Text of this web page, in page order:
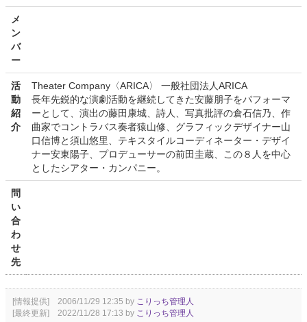
メ
ン
バ
ー
活
動
紹
介
Theater Company〈ARICA〉 一般社団法人ARICA
長年先鋭的な演劇活動を継続してきた安藤朋子をパフォーマ
ーとして、演出の藤田康城、詩人、写真批評の倉石信乃、作
曲家でコントラバス奏者猿山修、グラフィックデザイナー山
口信博と須山悠里、テキスタイルコーディネーター・デザイ
ナー安東陽子、プロデューサーの前田圭蔵、この８人を中心
としたシアター・カンパニー。
問
い
合
わ
せ
先
[情報提供] 2006/11/29 12:35 by こりっち管理人
[最終更新] 2022/11/28 17:13 by こりっち管理人